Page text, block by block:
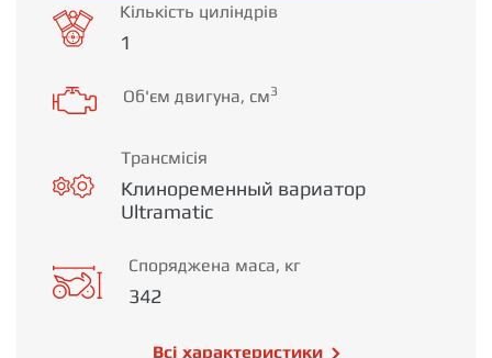
Кількість циліндрів
1
Об'єм двигуна, см3
Трансмісія
Клиноременный вариатор
Ultramatic
Споряджена маса, кг
342
Всі характеристики